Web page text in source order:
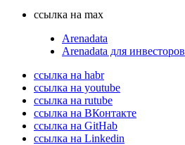
ссылка на max
Arenadata
Arenadata для инвесторов
ссылка на habr
ссылка на youtube
ссылка на rutube
ссылка на ВКонтакте
ссылка на GitHab
ссылка на Linkedin